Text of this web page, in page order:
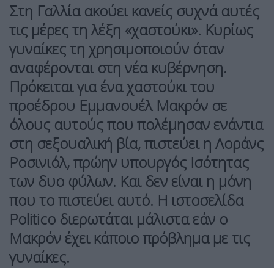
Στη Γαλλία ακούει κανείς συχνά αυτές
τις μέρες τη λέξη «χαστούκι». Κυρίως
γυναίκες τη χρησιμοποιούν όταν
αναφέρονται στη νέα κυβέρνηση.
Πρόκειται για ένα χαστούκι του
προέδρου Εμμανουέλ Μακρόν σε
όλους αυτούς που πολέμησαν ενάντια
στη σεξουαλική βία, πιστεύει η Λοράνς
Ροσινιόλ, πρώην υπουργός Ισότητας
των δυο φύλων. Και δεν είναι η μόνη
που το πιστεύει αυτό. Η ιστοσελίδα
Politico διερωτάται μάλιστα εάν ο
Μακρόν έχει κάποιο πρόβλημα με τις
γυναίκες.